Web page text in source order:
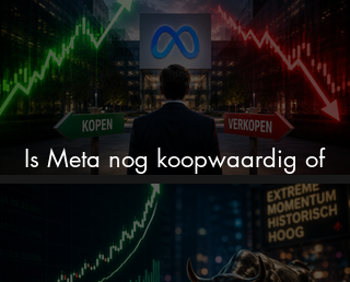
Is Meta nog koopwaardig of
wordt het tijd om te verkopen?